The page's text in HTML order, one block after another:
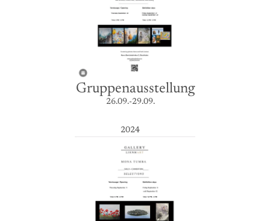
Gruppenausstellung
26.09.-29.09.
2024